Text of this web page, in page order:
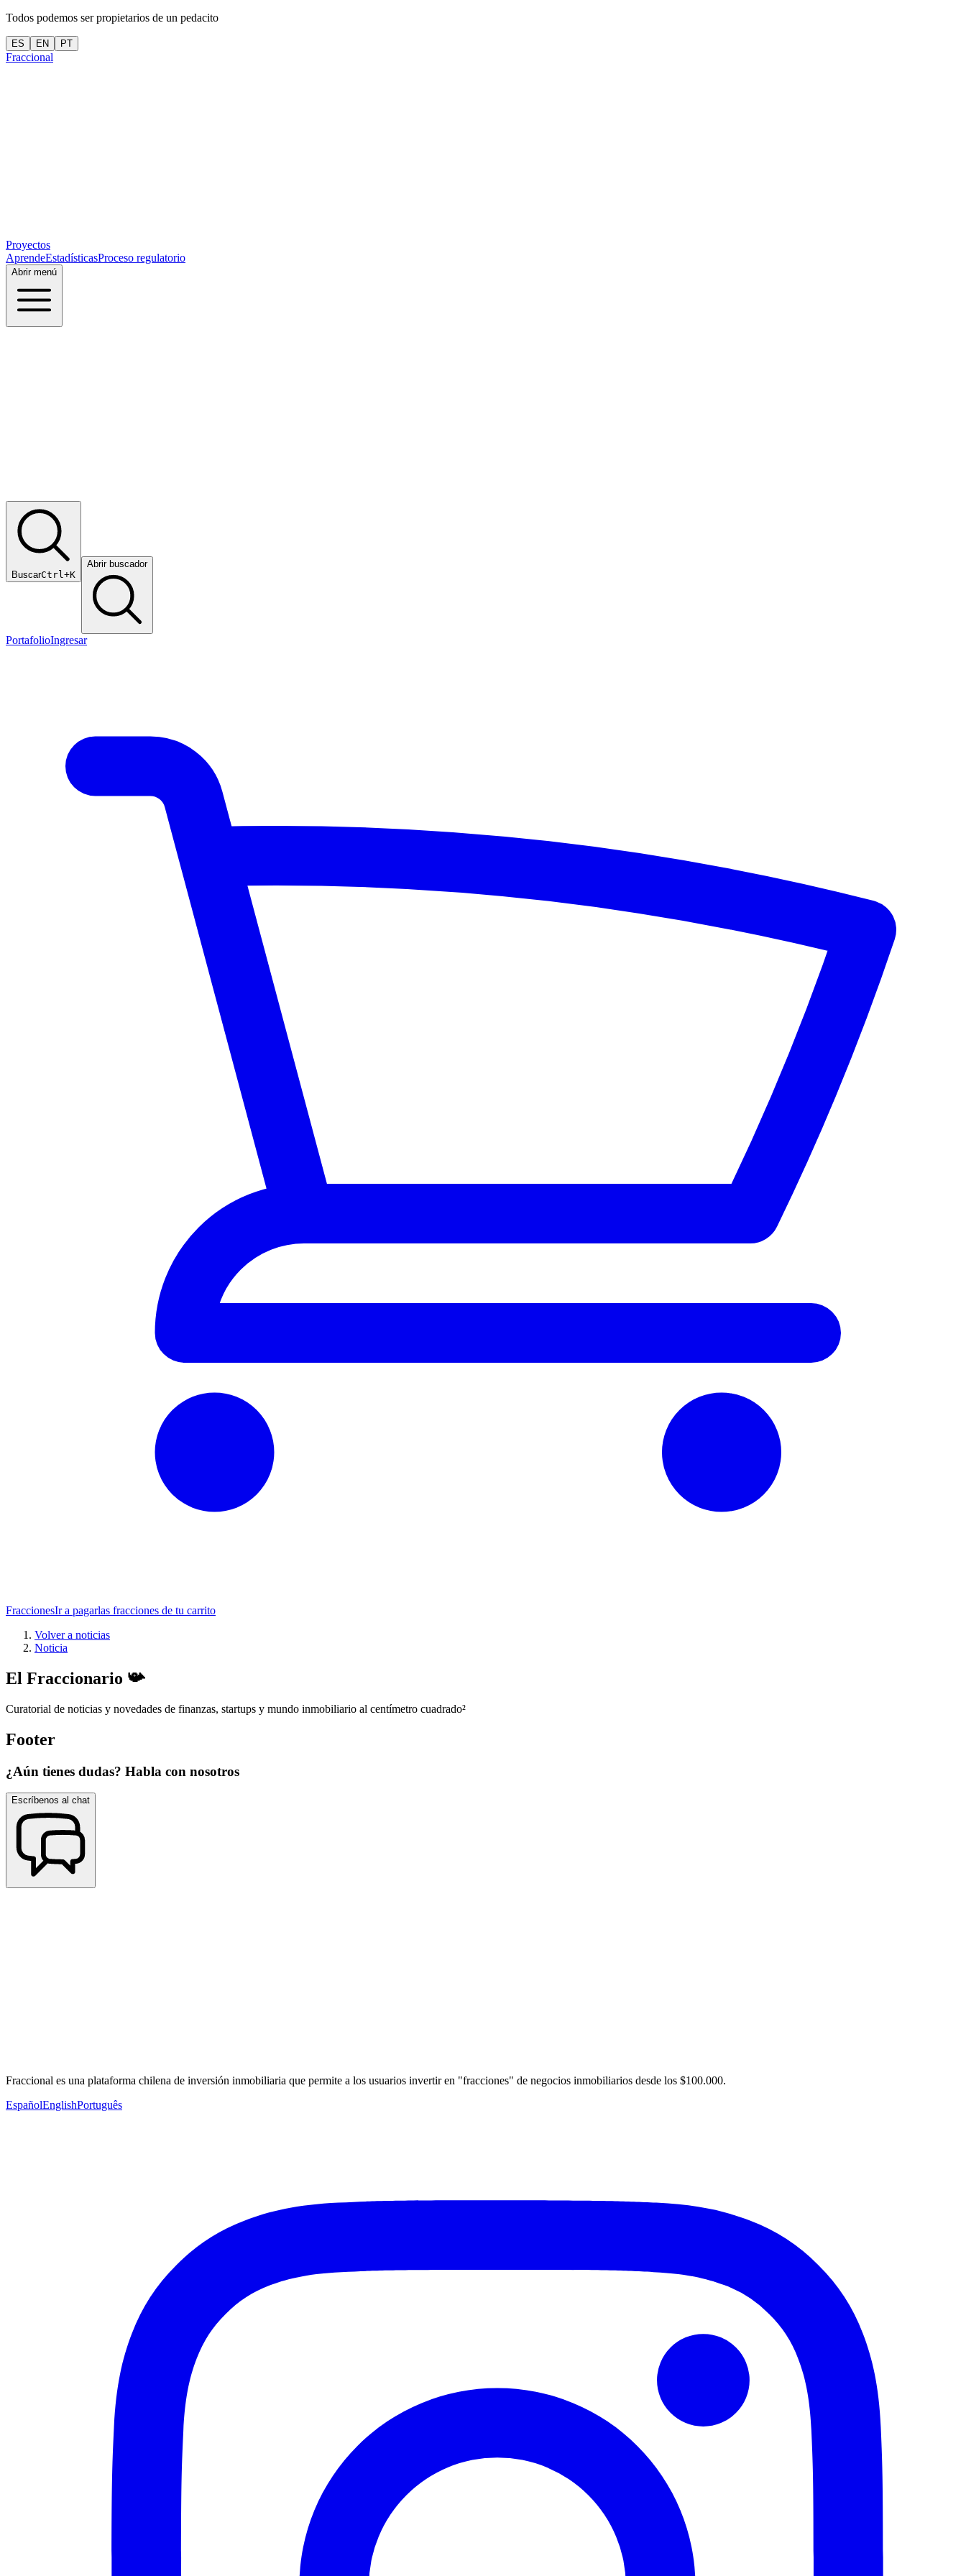
Todos podemos ser propietarios de un pedacito
ES EN PT
Fraccional
Proyectos
AprendeEstadísticasProceso regulatorio
Abrir menú
BuscarCtrl+K
Abrir buscador
PortafolioIngresar
FraccionesIr a pagarlas fracciones de tu carrito
Volver a noticias
Noticia
El Fraccionario 📯
Curatorial de noticias y novedades de finanzas, startups y mundo inmobiliario al centímetro cuadrado²
Footer
¿Aún tienes dudas? Habla con nosotros
Escríbenos al chat
Fraccional es una plataforma chilena de inversión inmobiliaria que permite a los usuarios invertir en "fracciones" de negocios inmobiliarios desde los $100.000.
EspañolEnglishPortuguês